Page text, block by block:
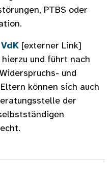
PTBS oder
[externer Link]
und führt nach
und
können sich auch
der